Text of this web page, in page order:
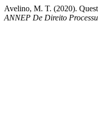
Avelino, M. T. (2020).
ANNEP De Direito